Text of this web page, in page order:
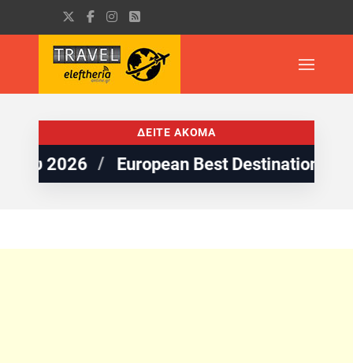
ΔΕΙΤΕ ΑΚΟΜΑ
European Best Destinations: 5 παραλίες της